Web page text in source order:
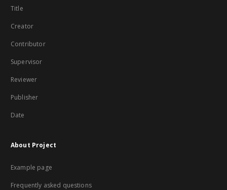
Title
Creator
Contributor
Supervisor
Reviewer
Publisher
Date
About Project
Example page
Frequently asked questions